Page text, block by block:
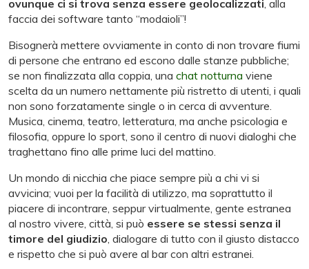
ovunque ci si trova senza essere geolocalizzati , alla
faccia dei software tanto “modaioli”!
Bisognerà mettere ovviamente in conto di non trovare fiumi
di persone che entrano ed escono dalle stanze pubbliche;
se non finalizzata alla coppia, una chat notturna viene
scelta da un numero nettamente più ristretto di utenti, i quali
non sono forzatamente single o in cerca di avventure.
Musica, cinema, teatro, letteratura, ma anche psicologia e
filosofia, oppure lo sport, sono il centro di nuovi dialoghi che
traghettano fino alle prime luci del mattino.
Un mondo di nicchia che piace sempre più a chi vi si
avvicina; vuoi per la facilità di utilizzo, ma soprattutto il
piacere di incontrare, seppur virtualmente, gente estranea
al nostro vivere, città, si può essere se stessi senza il
timore del giudizio , dialogare di tutto con il giusto distacco
e rispetto che si può avere al bar con altri estranei.